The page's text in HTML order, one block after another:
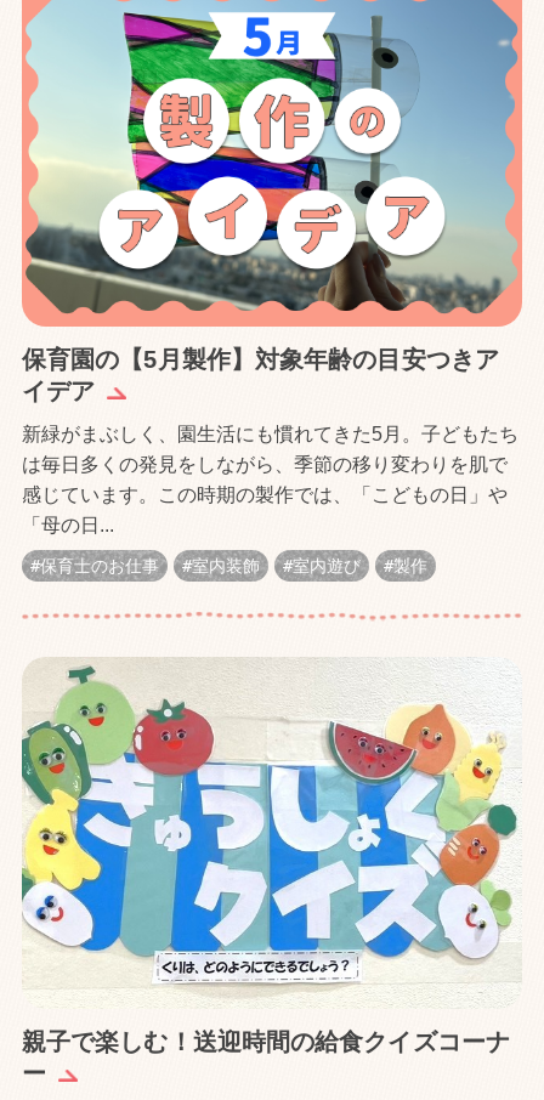
保育園の【5月製作】対象年齢の目安つきア
イデア
新緑がまぶしく、園生活にも慣れてきた5月。子どもたち
は毎日多くの発見をしながら、季節の移り変わりを肌で
感じています。この時期の製作では、「こどもの日」や
「母の日...
保育士のお仕事 室内装飾 室内遊び 製作
親子で楽しむ！送迎時間の給食クイズコーナ
ー